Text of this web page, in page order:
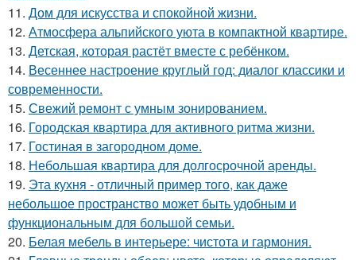
11. Дом для искусства и спокойной жизни.
12. Атмосфера альпийского уюта в компактной квартире.
13. Детская, которая растёт вместе с ребёнком.
14. Весеннее настроение круглый год: диалог классики и
современности.
15. Свежий ремонт с умным зонированием.
16. Городская квартира для активного ритма жизни.
17. Гостиная в загородном доме.
18. Небольшая квартира для долгосрочной аренды.
19. Эта кухня - отличный пример того, как даже
небольшое пространство может быть удобным и
функциональным для большой семьи.
20. Белая мебель в интерьере: чистота и гармония.